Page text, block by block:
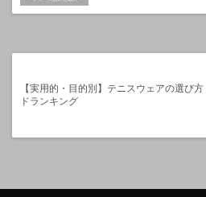
【実用的・目的別】テニスウェアの選び
ドランキング